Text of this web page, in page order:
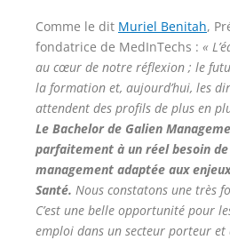
Comme le dit Muriel Benitah,
fondatrice de MedInTechs : «
au cœur de notre réflexion ; le
la formation et, aujourd’hui, les
attendent des profils de plus en
Le Bachelor de Galien
parfaitement à un réel besoin
management adaptée aux
Santé. Nous constatons une très
C’est une belle opportunité pour
emploi dans un secteur porteur et